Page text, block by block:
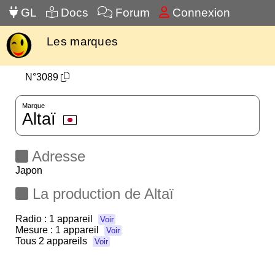
GL Docs Forum Connexion
Les marques
N°3089
Marque
Altaï
Adresse
Japon
La production de Altaï
Radio : 1 appareil Voir
Mesure : 1 appareil Voir
Tous 2 appareils Voir